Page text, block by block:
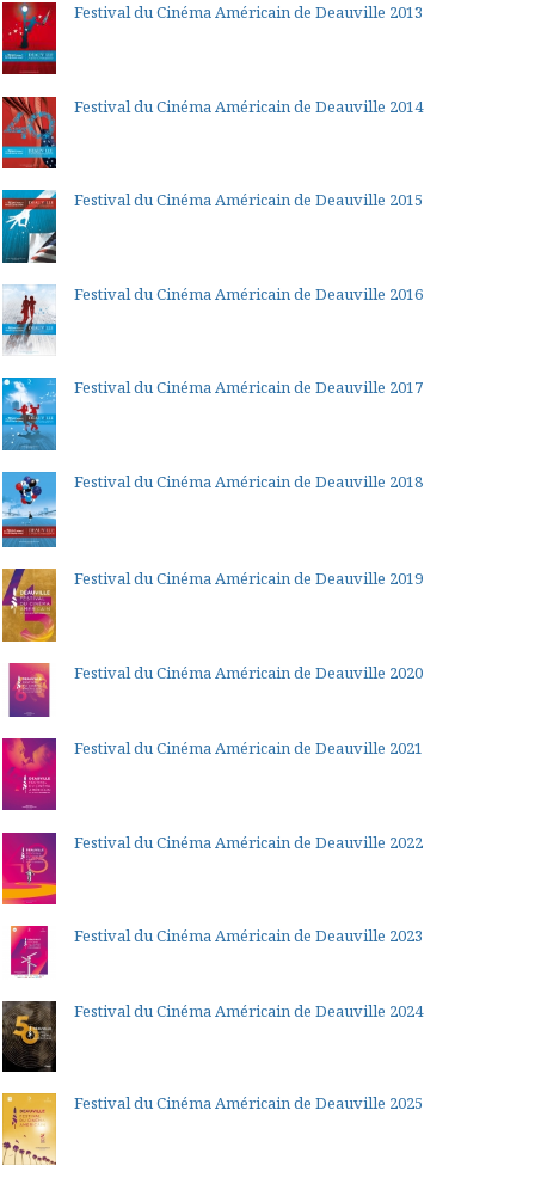
Festival du Cinéma Américain de Deauville 2013
Festival du Cinéma Américain de Deauville 2014
Festival du Cinéma Américain de Deauville 2015
Festival du Cinéma Américain de Deauville 2016
Festival du Cinéma Américain de Deauville 2017
Festival du Cinéma Américain de Deauville 2018
Festival du Cinéma Américain de Deauville 2019
Festival du Cinéma Américain de Deauville 2020
Festival du Cinéma Américain de Deauville 2021
Festival du Cinéma Américain de Deauville 2022
Festival du Cinéma Américain de Deauville 2023
Festival du Cinéma Américain de Deauville 2024
Festival du Cinéma Américain de Deauville 2025